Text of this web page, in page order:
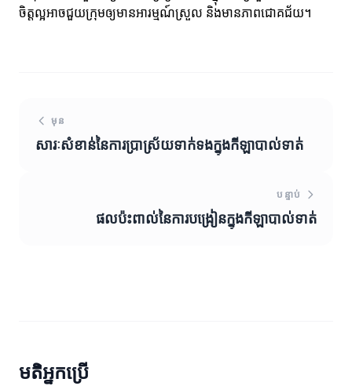
ចិត្តល្អអាចជួយក្រុមឲ្យមានអារម្មណ៍ស្រួល និងមានភាពជោគជ័យ។
មុន
សារៈសំខាន់នៃការប្រាស្រ័យទាក់ទងក្នុងកីឡាបាល់ទាត់
បន្ទាប់
ផលប៉ះពាល់នៃការបង្រៀនក្នុងកីឡាបាល់ទាត់
មតិអ្នកប្រើ